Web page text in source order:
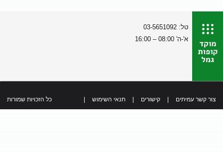
טל: 03-5651092
א'-ה' 08:00 – 16:00
צור קשר עמיתים קישורים תנאי השימוש כל הזכויות שמורות